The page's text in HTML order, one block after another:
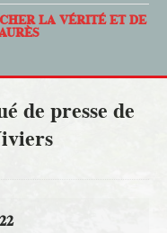
LA VÉRITÉ ET DE
de presse de